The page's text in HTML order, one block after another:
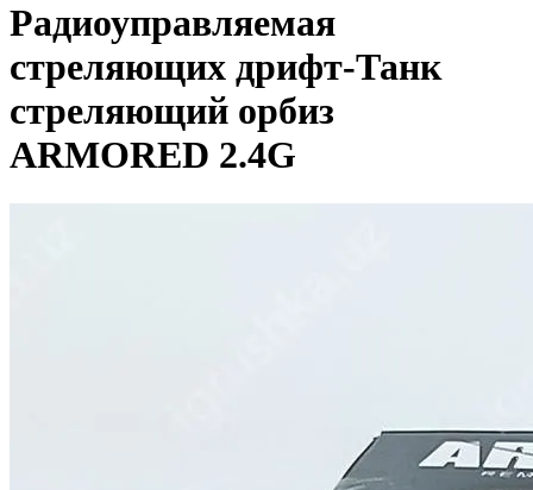
Радиоуправляемая
стреляющих дрифт-Танк
стреляющий орбиз
ARMORED 2.4G